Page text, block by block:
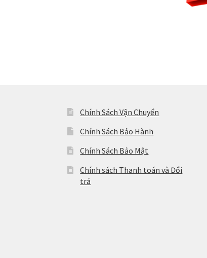
Chính Sách Vận Chuyển
Chính Sách Bảo Hành
Chính Sách Bảo Mật
Chính sách Thanh toán và Đổi
trả